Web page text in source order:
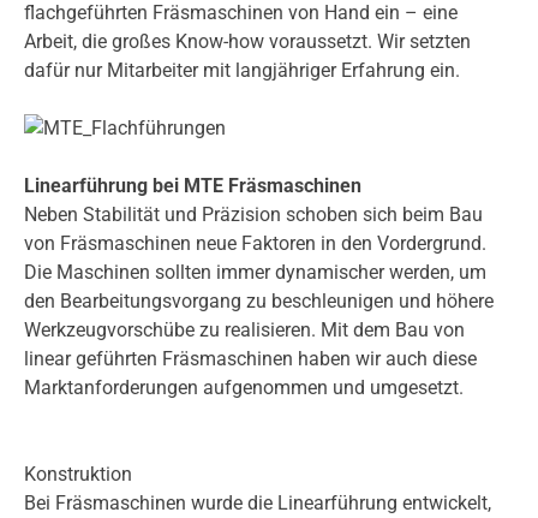
flachgeführten Fräsmaschinen von Hand ein – eine
Arbeit, die großes Know-how voraussetzt. Wir setzten
dafür nur Mitarbeiter mit langjähriger Erfahrung ein.
Linearführung bei MTE Fräsmaschinen
Neben Stabilität und Präzision schoben sich beim Bau
von Fräsmaschinen neue Faktoren in den Vordergrund.
Die Maschinen sollten immer dynamischer werden, um
den Bearbeitungsvorgang zu beschleunigen und höhere
Werkzeugvorschübe zu realisieren. Mit dem Bau von
linear geführten Fräsmaschinen haben wir auch diese
Marktanforderungen aufgenommen und umgesetzt.
Konstruktion
Bei Fräsmaschinen wurde die Linearführung entwickelt,